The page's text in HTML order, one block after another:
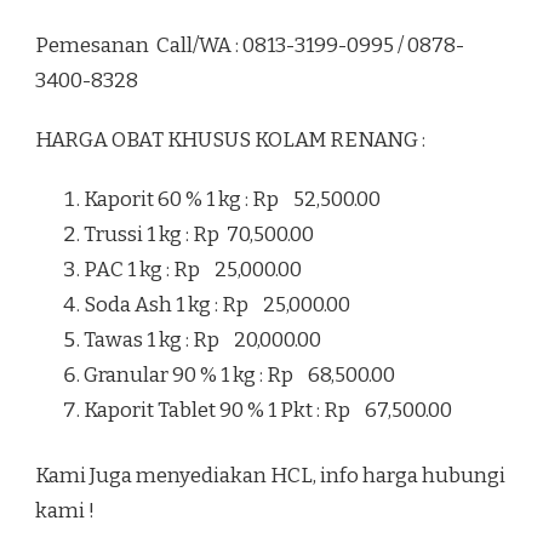
Pemesanan Call/WA : 0813-3199-0995 / 0878-
3400-8328
HARGA OBAT KHUSUS KOLAM RENANG :
Kaporit 60 % 1 kg : Rp 52,500.00
Trussi 1 kg : Rp 70,500.00
PAC 1 kg : Rp 25,000.00
Soda Ash 1 kg : Rp 25,000.00
Tawas 1 kg : Rp 20,000.00
Granular 90 % 1 kg : Rp 68,500.00
Kaporit Tablet 90 % 1 Pkt : Rp 67,500.00
Kami Juga menyediakan HCL, info harga hubungi
kami !